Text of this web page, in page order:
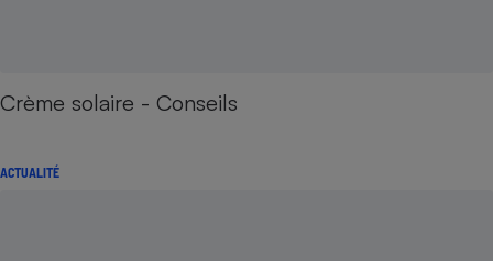
Crème solaire - Conseils
ACTUALITÉ